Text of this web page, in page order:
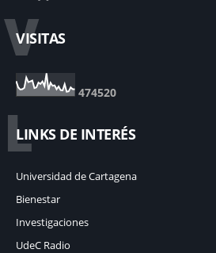
V
VISITAS
474520
L
LINKS DE INTERÉS
Universidad de Cartagena
Bienestar
Investigaciones
UdeC Radio